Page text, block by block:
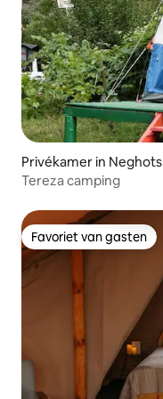
Privékamer in Neghots
Tereza camping
Favoriet van gasten
Favoriet van gasten